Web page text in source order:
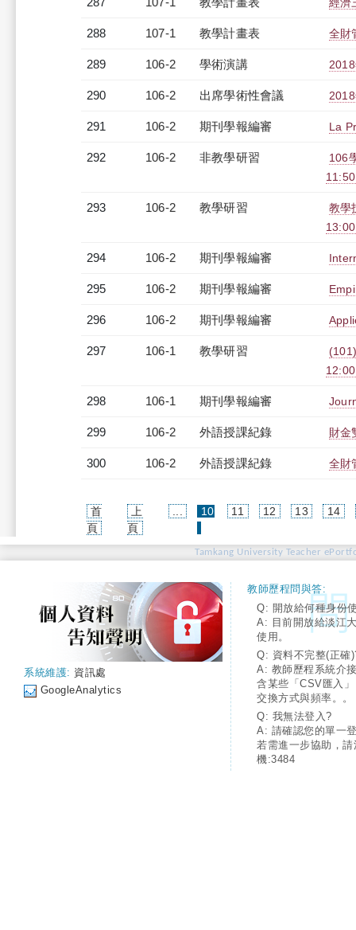
288 107-1 教學計畫表 全財
289 106-2 學術演講
290 106-2 出席學術性會議
291 106-2 期刊學報編審 La
292 106-2 非教學研習
106
293 106-2 教學研習
教學
294 106-2 期刊學報編審
295 106-2 期刊學報編審
296 106-2 期刊學報編審
297 106-1 教學研習
298 106-1 期刊學報編審
299 106-2 外語授課紀錄 財金
300 106-2 外語授課紀錄 全財
首
頁
上
頁
10
11 12 13 14
Tamkang University Teacher
系統維護: 資訊處
GoogleAnalytics
教師歷程問與答:
Q: 開放給何種身份
A: 目前開放給淡江
使用。
Q: 資料不完整(正確
A: 教師歷程系統介
含某些「CSV匯入
交換方式與頻率。。
Q: 我無法登入?
A: 請確認您的單一
若需進一步協助，
機:3484